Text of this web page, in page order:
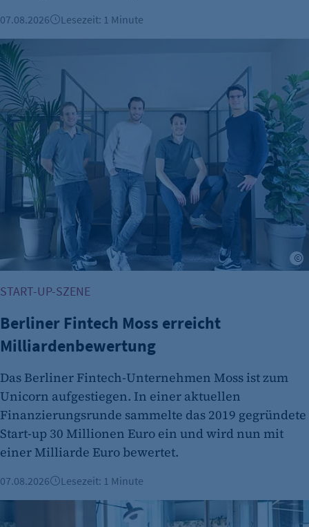
07.08.2026 Lesezeit: 1 Minute
Berliner Fintech Moss erreicht Milliardenbewertung
START-UP-SZENE
Berliner Fintech Moss erreicht
Milliardenbewertung
Das Berliner Fintech-Unternehmen Moss ist zum
Unicorn aufgestiegen. In einer aktuellen
Finanzierungsrunde sammelte das 2019 gegründete
Start-up 30 Millionen Euro ein und wird nun mit
einer Milliarde Euro bewertet.
07.08.2026 Lesezeit: 1 Minute
Gründungszahlen steigen, Bürokratie bleibt größte Hürde